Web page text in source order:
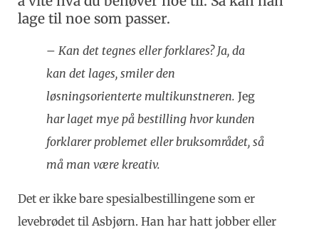
lage til noe som passer.
– Kan det tegnes eller forklares? Ja, da
kan det lages, smiler den
løsningsorienterte multikunstneren. Jeg
har laget mye på bestilling hvor kunden
forklarer problemet eller bruksområdet, så
må man være kreativ.
Det er ikke bare spesialbestillingene som er
levebrødet til Asbjørn. Han har hatt jobber eller